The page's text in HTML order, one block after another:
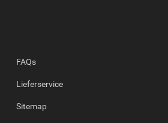
FAQs
Lieferservice
Sitemap